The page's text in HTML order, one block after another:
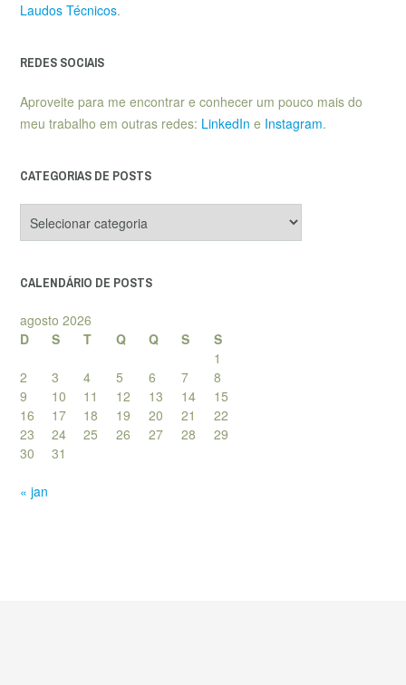
Laudos Técnicos.
REDES SOCIAIS
Aproveite para me encontrar e conhecer um pouco mais do
meu trabalho em outras redes: LinkedIn e Instagram.
CATEGORIAS DE POSTS
de
CALENDÁRIO DE POSTS
agosto 2026
D
S T Q Q S
S
1
2
3 4 5 6 7
8
9
10 11 12 13 14
15
16
17 18 19 20 21
22
23
24 25 26 27 28
29
30
31
« jan